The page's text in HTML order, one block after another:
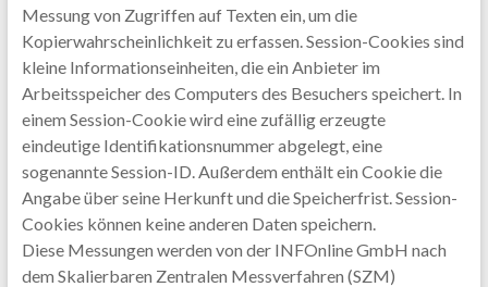
Messung von Zugriffen auf Texten ein, um die
Kopierwahrscheinlichkeit zu erfassen. Session-Cookies sind
kleine Informationseinheiten, die ein Anbieter im
Arbeitsspeicher des Computers des Besuchers speichert. In
einem Session-Cookie wird eine zufällig erzeugte
eindeutige Identifikationsnummer abgelegt, eine
sogenannte Session-ID. Außerdem enthält ein Cookie die
Angabe über seine Herkunft und die Speicherfrist. Session-
Cookies können keine anderen Daten speichern.
Diese Messungen werden von der INFOnline GmbH nach
dem Skalierbaren Zentralen Messverfahren (SZM)